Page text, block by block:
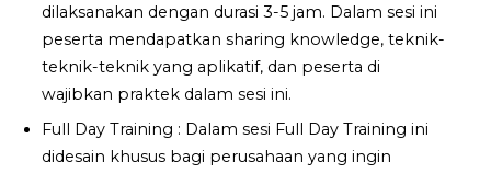
dilaksanakan dengan durasi 3-5 jam. Dalam sesi ini
peserta mendapatkan sharing knowledge, teknik-
teknik-teknik yang aplikatif, dan peserta di
wajibkan praktek dalam sesi ini.
Full Day Training : Dalam sesi Full Day Training ini
didesain khusus bagi perusahaan yang ingin